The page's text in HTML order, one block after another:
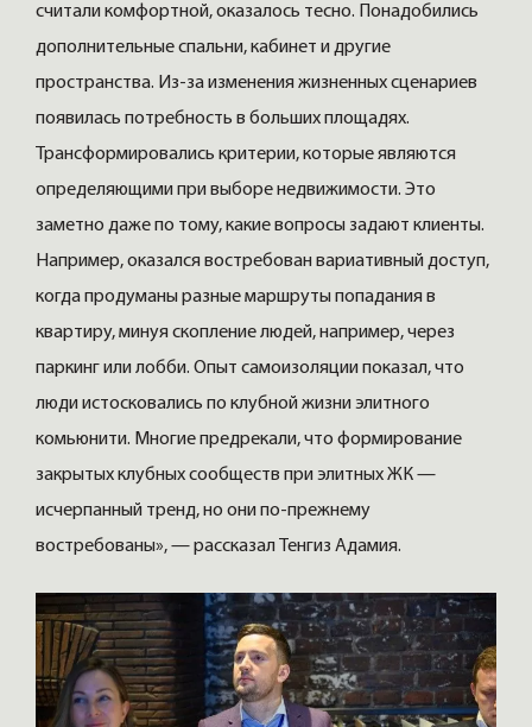
считали комфортной, оказалось тесно. Понадобились
дополнительные спальни, кабинет и другие
пространства. Из-за изменения жизненных сценариев
появилась потребность в больших площадях.
Трансформировались критерии, которые являются
определяющими при выборе недвижимости. Это
заметно даже по тому, какие вопросы задают клиенты.
Например, оказался востребован вариативный доступ,
когда продуманы разные маршруты попадания в
квартиру, минуя скопление людей, например, через
паркинг или лобби. Опыт самоизоляции показал, что
люди истосковались по клубной жизни элитного
комьюнити. Многие предрекали, что формирование
закрытых клубных сообществ при элитных ЖК —
исчерпанный тренд, но они по-прежнему
востребованы», — рассказал Тенгиз Адамия.